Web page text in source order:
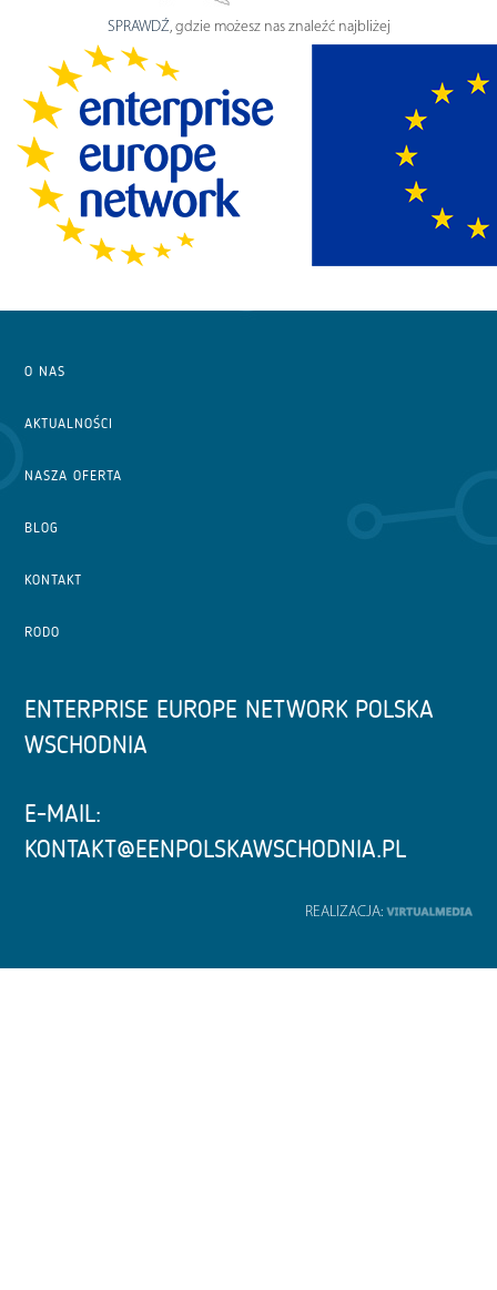
SPRAWDŹ, gdzie możesz nas znaleźć najbliżej
O NAS
AKTUALNOŚCI
NASZA OFERTA
BLOG
KONTAKT
RODO
ENTERPRISE EUROPE NETWORK POLSKA
WSCHODNIA
E-MAIL:
KONTAKT@EENPOLSKAWSCHODNIA.PL
REALIZACJA: